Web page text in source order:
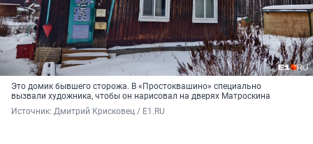
Это домик бывшего сторожа. В «Простоквашино» специально
вызвали художника, чтобы он нарисовал на дверях Матроскина
Источник: Дмитрий Крисковец / E1.RU